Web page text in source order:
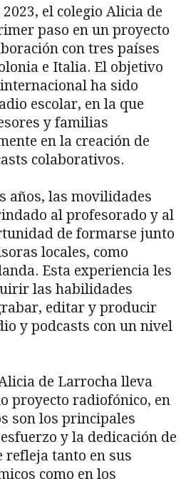
el colegio Alicia de
paso en un proyecto
con tres países
e Italia. El objetivo
ha sido
escolar, en la que
y familias
en la creación de
colaborativos.
años, las movilidades
al profesorado y al
de formarse junto
locales, como
Esta experiencia les
las habilidades
editar y producir
y podcasts con un nivel
de Larrocha lleva
proyecto radiofónico, en
son los principales
y la dedicación de
refleja tanto en sus
como en los